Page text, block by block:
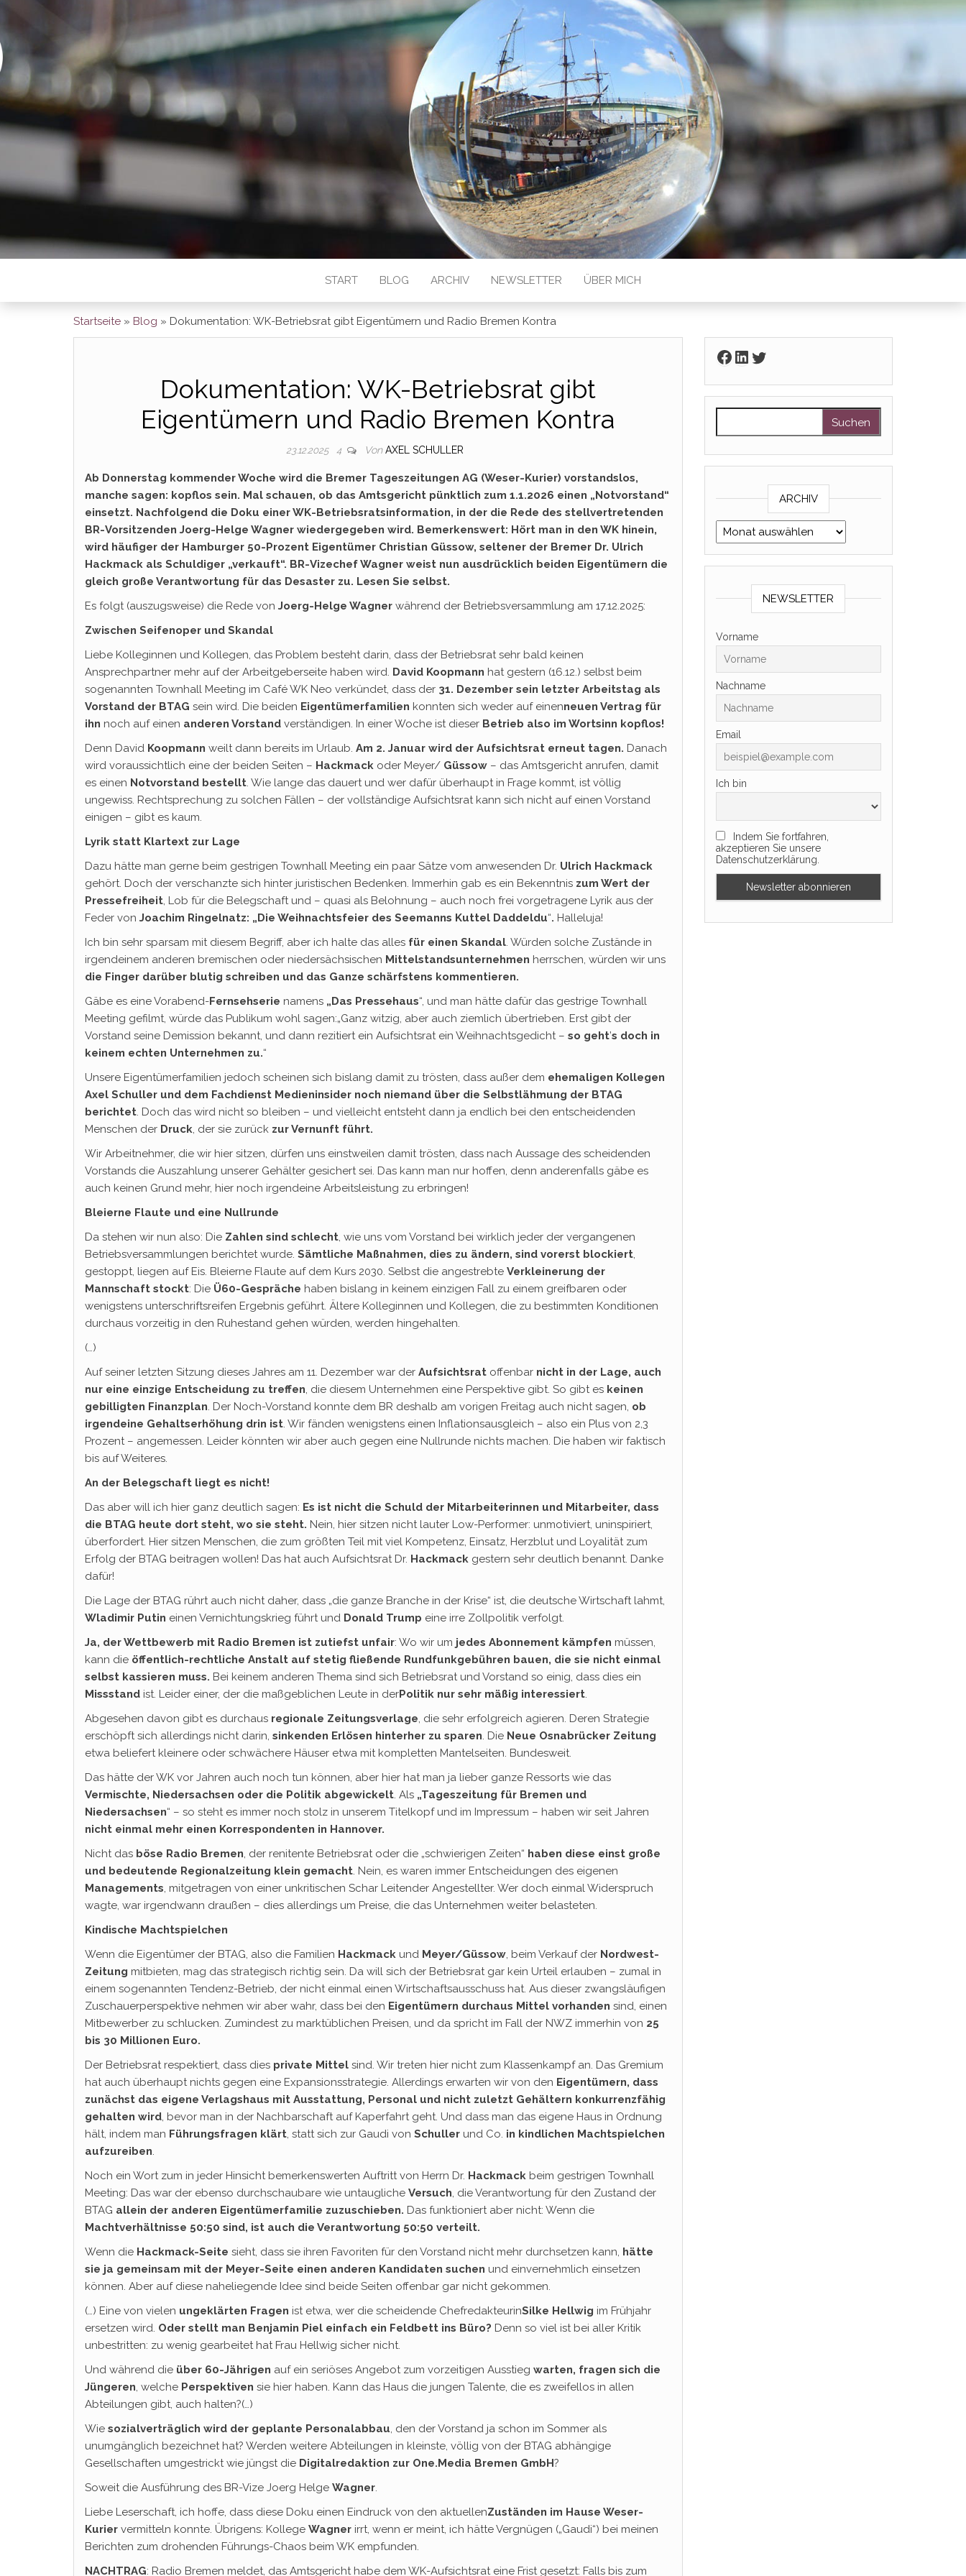
BREMEN SO GESEHEN
START BLOG ARCHIV NEWSLETTER ÜBER MICH
Startseite » Blog » Dokumentation: WK-Betriebsrat gibt Eigentümern und Radio Bremen Kontra
Dokumentation: WK-Betriebsrat gibt
Eigentümern und Radio Bremen Kontra
23.12.2025 4 Von AXEL SCHULLER
Ab Donnerstag kommender Woche wird die Bremer Tageszeitungen AG (Weser-Kurier) vorstandslos,
manche sagen: kopflos sein. Mal schauen, ob das Amtsgericht pünktlich zum 1.1.2026 einen „Notvorstand“
einsetzt. Nachfolgend die Doku einer WK-Betriebsratsinformation, in der die Rede des stellvertretenden
BR-Vorsitzenden Joerg-Helge Wagner wiedergegeben wird. Bemerkenswert: Hört man in den WK hinein,
wird häufiger der Hamburger 50-Prozent Eigentümer Christian Güssow, seltener der Bremer Dr. Ulrich
Hackmack als Schuldiger „verkauft“. BR-Vizechef Wagner weist nun ausdrücklich beiden Eigentümern die
gleich große Verantwortung für das Desaster zu. Lesen Sie selbst.
Es folgt (auszugsweise) die Rede von Joerg-Helge Wagner während der Betriebsversammlung am 17.12.2025:
Zwischen Seifenoper und Skandal
Liebe Kolleginnen und Kollegen, das Problem besteht darin, dass der Betriebsrat sehr bald keinen
Ansprechpartner mehr auf der Arbeitgeberseite haben wird. David Koopmann hat gestern (16.12.) selbst beim
sogenannten Townhall Meeting im Café WK Neo verkündet, dass der 31. Dezember sein letzter Arbeitstag als
Vorstand der BTAG sein wird. Die beiden Eigentümerfamilien konnten sich weder auf einenneuen Vertrag für
ihn noch auf einen anderen Vorstand verständigen. In einer Woche ist dieser Betrieb also im Wortsinn kopflos!
Denn David Koopmann weilt dann bereits im Urlaub. Am 2. Januar wird der Aufsichtsrat erneut tagen. Danach
wird voraussichtlich eine der beiden Seiten – Hackmack oder Meyer/ Güssow – das Amtsgericht anrufen, damit
es einen Notvorstand bestellt. Wie lange das dauert und wer dafür überhaupt in Frage kommt, ist völlig
ungewiss. Rechtsprechung zu solchen Fällen – der vollständige Aufsichtsrat kann sich nicht auf einen Vorstand
einigen – gibt es kaum.
Lyrik statt Klartext zur Lage
Dazu hätte man gerne beim gestrigen Townhall Meeting ein paar Sätze vom anwesenden Dr. Ulrich Hackmack
gehört. Doch der verschanzte sich hinter juristischen Bedenken. Immerhin gab es ein Bekenntnis zum Wert der
Pressefreiheit, Lob für die Belegschaft und – quasi als Belohnung – auch noch frei vorgetragene Lyrik aus der
Feder von Joachim Ringelnatz: „Die Weihnachtsfeier des Seemanns Kuttel Daddeldu“. Halleluja!
Ich bin sehr sparsam mit diesem Begriff, aber ich halte das alles für einen Skandal. Würden solche Zustände in
irgendeinem anderen bremischen oder niedersächsischen Mittelstandsunternehmen herrschen, würden wir uns
die Finger darüber blutig schreiben und das Ganze schärfstens kommentieren.
Gäbe es eine Vorabend-Fernsehserie namens „Das Pressehaus“, und man hätte dafür das gestrige Townhall
Meeting gefilmt, würde das Publikum wohl sagen:„Ganz witzig, aber auch ziemlich übertrieben. Erst gibt der
Vorstand seine Demission bekannt, und dann rezitiert ein Aufsichtsrat ein Weihnachtsgedicht – so geht’s doch in
keinem echten Unternehmen zu.“
Unsere Eigentümerfamilien jedoch scheinen sich bislang damit zu trösten, dass außer dem ehemaligen Kollegen
Axel Schuller und dem Fachdienst Medieninsider noch niemand über die Selbstlähmung der BTAG
berichtet. Doch das wird nicht so bleiben – und vielleicht entsteht dann ja endlich bei den entscheidenden
Menschen der Druck, der sie zurück zur Vernunft führt.
Wir Arbeitnehmer, die wir hier sitzen, dürfen uns einstweilen damit trösten, dass nach Aussage des scheidenden
Vorstands die Auszahlung unserer Gehälter gesichert sei. Das kann man nur hoffen, denn anderenfalls gäbe es
auch keinen Grund mehr, hier noch irgendeine Arbeitsleistung zu erbringen!
Bleierne Flaute und eine Nullrunde
Da stehen wir nun also: Die Zahlen sind schlecht, wie uns vom Vorstand bei wirklich jeder der vergangenen
Betriebsversammlungen berichtet wurde. Sämtliche Maßnahmen, dies zu ändern, sind vorerst blockiert,
gestoppt, liegen auf Eis. Bleierne Flaute auf dem Kurs 2030. Selbst die angestrebte Verkleinerung der
Mannschaft stockt: Die Ü60-Gespräche haben bislang in keinem einzigen Fall zu einem greifbaren oder
wenigstens unterschriftsreifen Ergebnis geführt. Ältere Kolleginnen und Kollegen, die zu bestimmten Konditionen
durchaus vorzeitig in den Ruhestand gehen würden, werden hingehalten.
(…)
Auf seiner letzten Sitzung dieses Jahres am 11. Dezember war der Aufsichtsrat offenbar nicht in der Lage, auch
nur eine einzige Entscheidung zu treffen, die diesem Unternehmen eine Perspektive gibt. So gibt es keinen
gebilligten Finanzplan. Der Noch-Vorstand konnte dem BR deshalb am vorigen Freitag auch nicht sagen, ob
irgendeine Gehaltserhöhung drin ist. Wir fänden wenigstens einen Inflationsausgleich – also ein Plus von 2,3
Prozent – angemessen. Leider könnten wir aber auch gegen eine Nullrunde nichts machen. Die haben wir faktisch
bis auf Weiteres.
An der Belegschaft liegt es nicht!
Das aber will ich hier ganz deutlich sagen: Es ist nicht die Schuld der Mitarbeiterinnen und Mitarbeiter, dass
die BTAG heute dort steht, wo sie steht. Nein, hier sitzen nicht lauter Low-Performer: unmotiviert, uninspiriert,
überfordert. Hier sitzen Menschen, die zum größten Teil mit viel Kompetenz, Einsatz, Herzblut und Loyalität zum
Erfolg der BTAG beitragen wollen! Das hat auch Aufsichtsrat Dr. Hackmack gestern sehr deutlich benannt. Danke
dafür!
Die Lage der BTAG rührt auch nicht daher, dass „die ganze Branche in der Krise“ ist, die deutsche Wirtschaft lahmt,
Wladimir Putin einen Vernichtungskrieg führt und Donald Trump eine irre Zollpolitik verfolgt.
Ja, der Wettbewerb mit Radio Bremen ist zutiefst unfair: Wo wir um jedes Abonnement kämpfen müssen,
kann die öffentlich-rechtliche Anstalt auf stetig fließende Rundfunkgebühren bauen, die sie nicht einmal
selbst kassieren muss. Bei keinem anderen Thema sind sich Betriebsrat und Vorstand so einig, dass dies ein
Missstand ist. Leider einer, der die maßgeblichen Leute in derPolitik nur sehr mäßig interessiert.
Abgesehen davon gibt es durchaus regionale Zeitungsverlage, die sehr erfolgreich agieren. Deren Strategie
erschöpft sich allerdings nicht darin, sinkenden Erlösen hinterher zu sparen. Die Neue Osnabrücker Zeitung
etwa beliefert kleinere oder schwächere Häuser etwa mit kompletten Mantelseiten. Bundesweit.
Das hätte der WK vor Jahren auch noch tun können, aber hier hat man ja lieber ganze Ressorts wie das
Vermischte, Niedersachsen oder die Politik abgewickelt. Als „Tageszeitung für Bremen und
Niedersachsen“ – so steht es immer noch stolz in unserem Titelkopf und im Impressum – haben wir seit Jahren
nicht einmal mehr einen Korrespondenten in Hannover.
Nicht das böse Radio Bremen, der renitente Betriebsrat oder die „schwierigen Zeiten“ haben diese einst große
und bedeutende Regionalzeitung klein gemacht. Nein, es waren immer Entscheidungen des eigenen
Managements, mitgetragen von einer unkritischen Schar Leitender Angestellter. Wer doch einmal Widerspruch
wagte, war irgendwann draußen – dies allerdings um Preise, die das Unternehmen weiter belasteten.
Kindische Machtspielchen
Wenn die Eigentümer der BTAG, also die Familien Hackmack und Meyer/Güssow, beim Verkauf der Nordwest-
Zeitung mitbieten, mag das strategisch richtig sein. Da will sich der Betriebsrat gar kein Urteil erlauben – zumal in
einem sogenannten Tendenz-Betrieb, der nicht einmal einen Wirtschaftsausschuss hat. Aus dieser zwangsläufigen
Zuschauerperspektive nehmen wir aber wahr, dass bei den Eigentümern durchaus Mittel vorhanden sind, einen
Mitbewerber zu schlucken. Zumindest zu marktüblichen Preisen, und da spricht im Fall der NWZ immerhin von 25
bis 30 Millionen Euro.
Der Betriebsrat respektiert, dass dies private Mittel sind. Wir treten hier nicht zum Klassenkampf an. Das Gremium
hat auch überhaupt nichts gegen eine Expansionsstrategie. Allerdings erwarten wir von den Eigentümern, dass
zunächst das eigene Verlagshaus mit Ausstattung, Personal und nicht zuletzt Gehältern konkurrenzfähig
gehalten wird, bevor man in der Nachbarschaft auf Kaperfahrt geht. Und dass man das eigene Haus in Ordnung
hält, indem man Führungsfragen klärt, statt sich zur Gaudi von Schuller und Co. in kindlichen Machtspielchen
aufzureiben.
Noch ein Wort zum in jeder Hinsicht bemerkenswerten Auftritt von Herrn Dr. Hackmack beim gestrigen Townhall
Meeting: Das war der ebenso durchschaubare wie untaugliche Versuch, die Verantwortung für den Zustand der
BTAG allein der anderen Eigentümerfamilie zuzuschieben. Das funktioniert aber nicht: Wenn die
Machtverhältnisse 50:50 sind, ist auch die Verantwortung 50:50 verteilt.
Wenn die Hackmack-Seite sieht, dass sie ihren Favoriten für den Vorstand nicht mehr durchsetzen kann, hätte
sie ja gemeinsam mit der Meyer-Seite einen anderen Kandidaten suchen und einvernehmlich einsetzen
können. Aber auf diese naheliegende Idee sind beide Seiten offenbar gar nicht gekommen.
(…) Eine von vielen ungeklärten Fragen ist etwa, wer die scheidende ChefredakteurinSilke Hellwig im Frühjahr
ersetzen wird. Oder stellt man Benjamin Piel einfach ein Feldbett ins Büro? Denn so viel ist bei aller Kritik
unbestritten: zu wenig gearbeitet hat Frau Hellwig sicher nicht.
Und während die über 60-Jährigen auf ein seriöses Angebot zum vorzeitigen Ausstieg warten, fragen sich die
Jüngeren, welche Perspektiven sie hier haben. Kann das Haus die jungen Talente, die es zweifellos in allen
Abteilungen gibt, auch halten?(…)
Wie sozialverträglich wird der geplante Personalabbau, den der Vorstand ja schon im Sommer als
unumgänglich bezeichnet hat? Werden weitere Abteilungen in kleinste, völlig von der BTAG abhängige
Gesellschaften umgestrickt wie jüngst die Digitalredaktion zur One.Media Bremen GmbH?
Soweit die Ausführung des BR-Vize Joerg Helge Wagner.
Liebe Leserschaft, ich hoffe, dass diese Doku einen Eindruck von den aktuellenZuständen im Hause Weser-
Kurier vermitteln konnte. Übrigens: Kollege Wagner irrt, wenn er meint, ich hätte Vergnügen („Gaudi“) bei meinen
Berichten zum drohenden Führungs-Chaos beim WK empfunden.
NACHTRAG: Radio Bremen meldet, das Amtsgericht habe dem WK-Aufsichtsrat eine Frist gesetzt: Falls bis zum
Facebook
LinkedIn
Twitter
ARCHIV
Archiv
NEWSLETTER
Vorname
Nachname
Email
Ich bin
Indem Sie fortfahren,
akzeptieren Sie unsere
Datenschutzerklärung.